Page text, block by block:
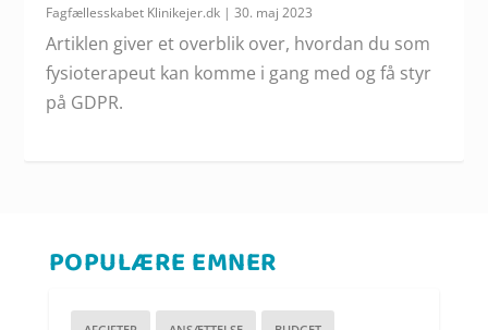
Fagfællesskabet Klinikejer.dk |30. maj 2023
Artiklen giver et overblik over, hvordan du som
fysioterapeut kan komme i gang med og få styr
på GDPR.
POPULÆRE EMNER